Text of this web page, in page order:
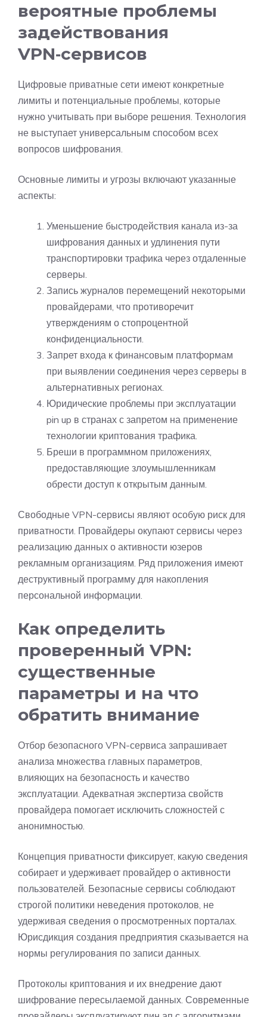
вероятные проблемы
задействования
VPN‑сервисов
Цифровые приватные сети имеют конкретные
лимиты и потенциальные проблемы, которые
нужно учитывать при выборе решения. Технология
не выступает универсальным способом всех
вопросов шифрования.
Основные лимиты и угрозы включают указанные
аспекты:
Уменьшение быстродействия канала из-за
шифрования данных и удлинения пути
транспортировки трафика через отдаленные
серверы.
Запись журналов перемещений некоторыми
провайдерами, что противоречит
утверждениям о стопроцентной
конфиденциальности.
Запрет входа к финансовым платформам
при выявлении соединения через серверы в
альтернативных регионах.
Юридические проблемы при эксплуатации
pin up в странах с запретом на применение
технологии криптования трафика.
Бреши в программном приложениях,
предоставляющие злоумышленникам
обрести доступ к открытым данным.
Свободные VPN-сервисы являют особую риск для
приватности. Провайдеры окупают сервисы через
реализацию данных о активности юзеров
рекламным организациям. Ряд приложения имеют
деструктивный программу для накопления
персональной информации.
Как определить
проверенный VPN:
существенные
параметры и на что
обратить внимание
Отбор безопасного VPN-сервиса запрашивает
анализа множества главных параметров,
влияющих на безопасность и качество
эксплуатации. Адекватная экспертиза свойств
провайдера помогает исключить сложностей с
анонимностью.
Концепция приватности фиксирует, какую сведения
собирает и удерживает провайдер о активности
пользователей. Безопасные сервисы соблюдают
строгой политики неведения протоколов, не
удерживая сведения о просмотренных порталах.
Юрисдикция создания предприятия сказывается на
нормы регулирования по записи данных.
Протоколы криптования и их внедрение дают
шифрование пересылаемой данных. Современные